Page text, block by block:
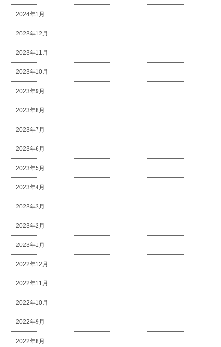
2024年1月
2023年12月
2023年11月
2023年10月
2023年9月
2023年8月
2023年7月
2023年6月
2023年5月
2023年4月
2023年3月
2023年2月
2023年1月
2022年12月
2022年11月
2022年10月
2022年9月
2022年8月